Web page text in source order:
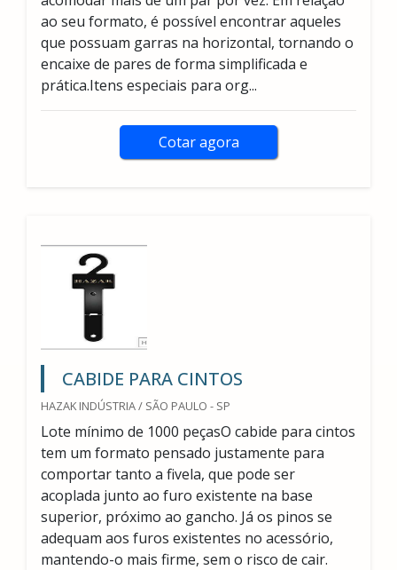
ao seu formato, é possível encontrar aqueles
que possuam garras na horizontal, tornando o
encaixe de pares de forma simplificada e
prática.Itens especiais para org...
Cotar agora
CABIDE PARA CINTOS
HAZAK INDÚSTRIA / SÃO PAULO - SP
Lote mínimo de 1000 peçasO cabide para cintos
tem um formato pensado justamente para
comportar tanto a fivela, que pode ser
acoplada junto ao furo existente na base
superior, próximo ao gancho. Já os pinos se
adequam aos furos existentes no acessório,
mantendo-o mais firme, sem o risco de cair.